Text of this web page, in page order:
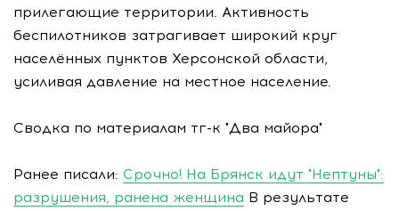
прилегающие территории. Активность
беспилотников затрагивает широкий круг
населённых пунктов Херсонской области,
усиливая давление на местное население.
Сводка по материалам тг-к "Два майора"
Ранее писали: Срочно! На Брянск идут "Нептуны":
разрушения, ранена женщина В результате